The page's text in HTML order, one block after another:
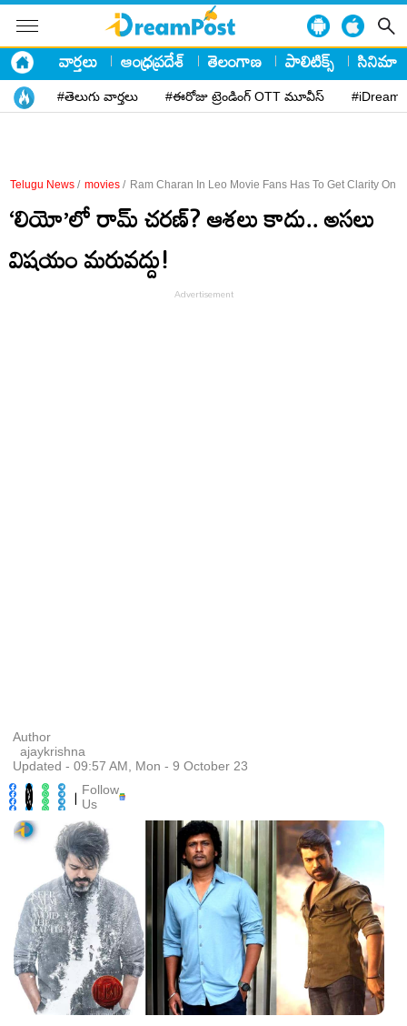
వార్తలు ఆంధ్రప్రదేశ్ తెలంగాణ పాలిటిక్స్ సినిమా
#తెలుగు వార్తలు #ఈరోజు ట్రెండింగ్ OTT మూవీస్
Telugu News / movies / Ram Charan In Leo Movie Fans Has To Get Clarity On
‘లియో’లో రామ్ చరణ్? ఆశలు కాదు.. అసలు
విషయం మరువద్దు!
Author
ajaykrishna
Updated - 09:57 AM, Mon - 9 October 23
| Follow
Us